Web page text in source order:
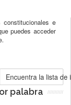
e
puedes acceder
Encuentra la lista de
palabra